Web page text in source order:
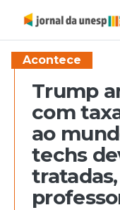
Acontece
Trump
com
ao
techs